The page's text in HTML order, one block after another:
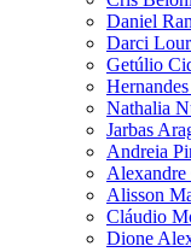
Daniel
Darci
Getúlio
Nathalia
Jarbas
Andreia
Alexandre
Alisson
Cláudio
Dione